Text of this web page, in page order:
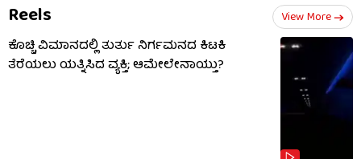
Reels View More
ಕೊಚ್ಚಿ ವಿಮಾನದಲ್ಲಿ ತುರ್ತು ನಿರ್ಗಮನದ ಕಿಟಕಿ
ತೆರೆಯಲು ಯತ್ನಿಸಿದ ವ್ಯಕ್ತಿ; ಆಮೇಲೇನಾಯ್ತು?